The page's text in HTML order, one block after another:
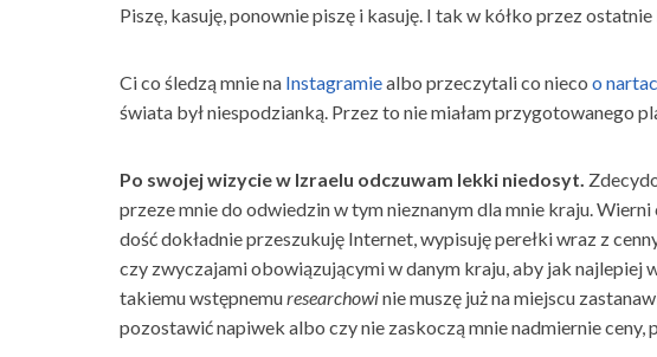
Piszę, kasuję, ponownie piszę i kasuję. I tak w kółko przez
Ci co śledzą mnie na Instagramiealbo przeczytali co nieco o
świata był niespodzianką. Przez to nie miałam przygotowanego
Po swojej wizycie w Izraelu odczuwam lekki niedosyt.
przeze mnie do odwiedzin w tym nieznanym dla mnie kraju.
dość dokładnie przeszukuję Internet, wypisuję perełki wraz z
czy zwyczajami obowiązującymi w danym kraju, aby jak najlepiej
takiemu wstępnemuresearchowinie muszę już na miejscu
pozostawić napiwek albo czy nie zaskoczą mnie nadmiernie ceny,